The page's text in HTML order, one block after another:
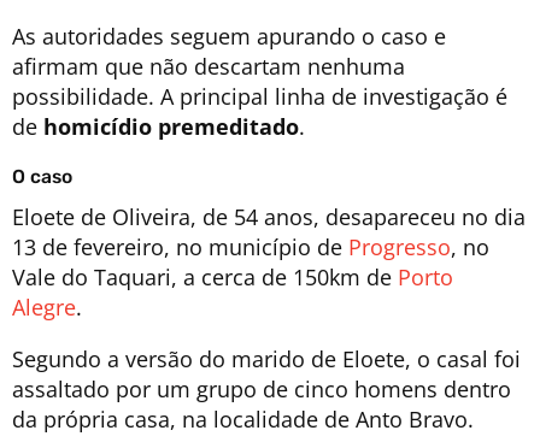
As autoridades seguem apurando o caso e
afirmam que não descartam nenhuma
possibilidade. A principal linha de investigação é
de homicídio premeditado.
O caso
Eloete de Oliveira, de 54 anos, desapareceu no dia
13 de fevereiro, no município de Progresso, no
Vale do Taquari, a cerca de 150km de Porto
Alegre.
Segundo a versão do marido de Eloete, o casal foi
assaltado por um grupo de cinco homens dentro
da própria casa, na localidade de Anto Bravo.